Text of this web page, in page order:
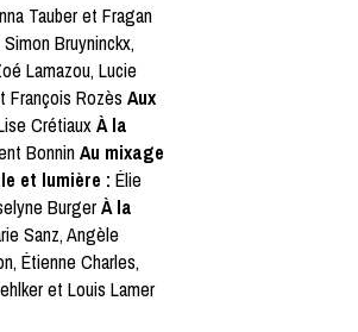
Tauber et Fragan
Simon Bruyninckx,
Lamazou, Lucie
François RozèsAux
CrétiauxÀ la
BonninAu mixage
et lumière : Élie
BurgerÀ la
Sanz, Angèle
Étienne Charles,
et Louis Lamer